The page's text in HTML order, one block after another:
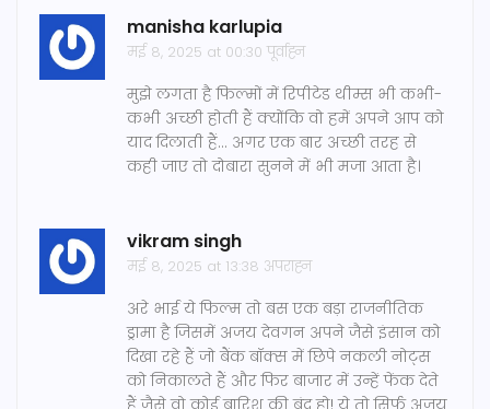
manisha karlupia
मई 8, 2025 at 00:30 पूर्वाह्न
मुझे लगता है फिल्मों में रिपीटेड थीम्स भी कभी-
कभी अच्छी होती हैं क्योंकि वो हमें अपने आप को
याद दिलाती हैं... अगर एक बार अच्छी तरह से
कही जाए तो दोबारा सुनने में भी मजा आता है।
vikram singh
मई 8, 2025 at 13:38 अपराह्न
अरे भाई ये फिल्म तो बस एक बड़ा राजनीतिक
ड्रामा है जिसमें अजय देवगन अपने जैसे इंसान को
दिखा रहे हैं जो बैंक बॉक्स में छिपे नकली नोट्स
को निकालते हैं और फिर बाजार में उन्हें फेंक देते